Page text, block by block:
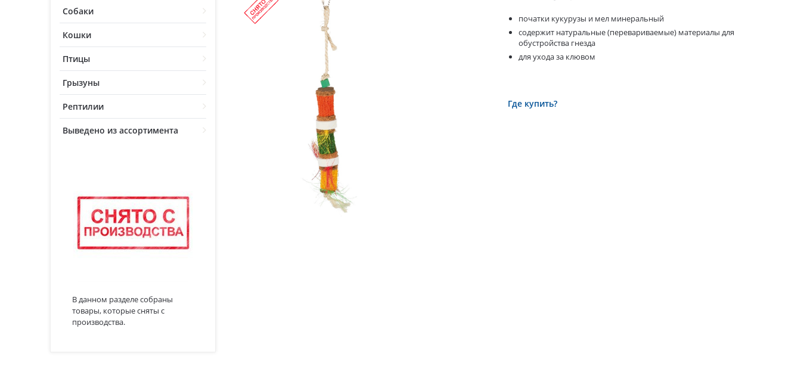
Собаки
Кошки
Птицы
Грызуны
Рептилии
Выведено из ассортимента
В данном разделе собраны
товары, которые сняты с
производства.
початки кукурузы и мел минеральный
содержит натуральные (перевариваемые) материалы для
обустройства гнезда
для ухода за клювом
Где купить?